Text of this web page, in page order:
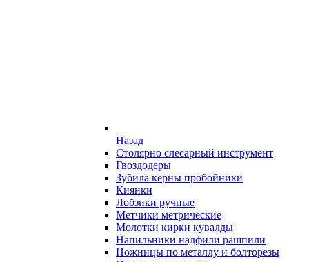
Назад
Столярно слесарный инструмент
Гвоздодеры
Зубила керны пробойники
Киянки
Лобзики ручные
Метчики метрические
Молотки кирки кувалды
Напильники надфили рашпили
Ножницы по металлу и болторезы